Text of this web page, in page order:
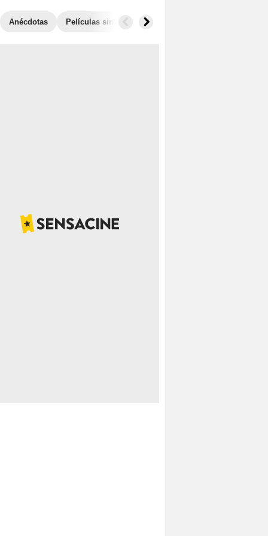
Anécdotas Películas similares